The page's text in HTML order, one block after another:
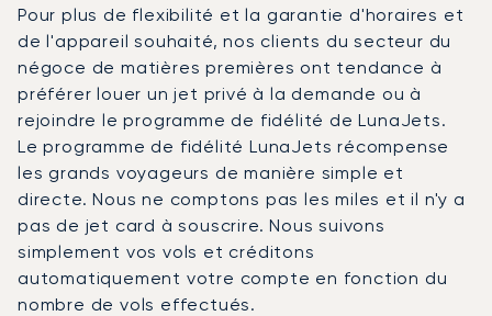
Pour plus de flexibilité et la garantie d'horaires et
de l'appareil souhaité, nos clients du secteur du
négoce de matières premières ont tendance à
préférer louer un jet privé à la demande ou à
rejoindre le programme de fidélité de LunaJets.
Le programme de fidélité LunaJets récompense
les grands voyageurs de manière simple et
directe. Nous ne comptons pas les miles et il n'y a
pas de jet card à souscrire. Nous suivons
simplement vos vols et créditons
automatiquement votre compte en fonction du
nombre de vols effectués.